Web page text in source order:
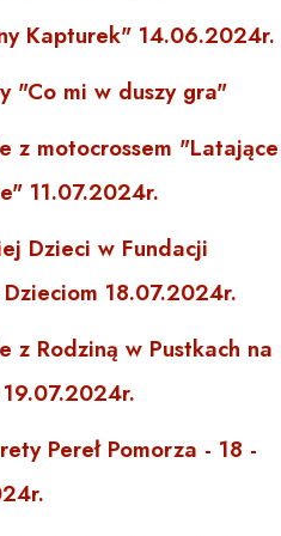
Kapturek" 14.06.2024r.
"Co mi w duszy gra"
z motocrossem "Latające
11.07.2024r.
Dzieci w Fundacji
18.07.2024r.
z Rodziną w Pustkach na
Pereł Pomorza - 18 -